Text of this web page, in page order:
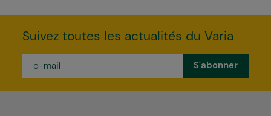
Suivez toutes les actualités du Varia
mail